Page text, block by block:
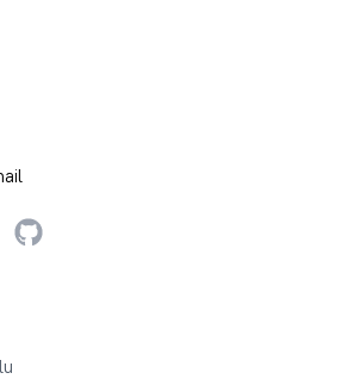
GitHub